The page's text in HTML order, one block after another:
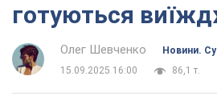
готуються
Олег Шевченко
Новини.
15.09.2025 16:00
86,1 т.